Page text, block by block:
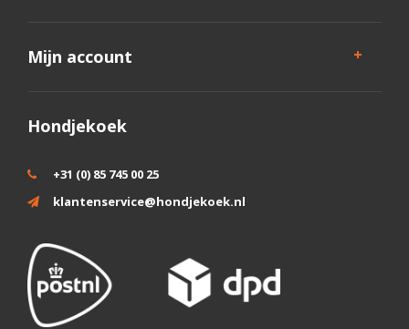
Mijn account
Hondjekoek
+31 (0) 85 745 00 25
klantenservice@hondjekoek.nl